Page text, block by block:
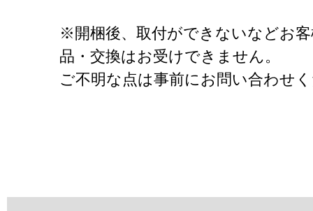
※開梱後、取付ができないなどお
品・交換はお受けできません。
ご不明な点は事前にお問い合わせ